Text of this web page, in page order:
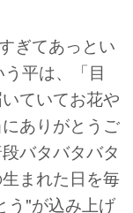
ぎてあっとい
平は、「目
いていてお花
ありがとうご
バタバタバタ
まれた日を毎
う"が込み上げ